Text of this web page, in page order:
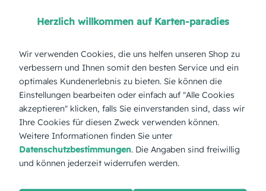
Papierart: Bilderdruck
Menge:
Stückpreis: 1,40 €
Gesamtpreis: 35,00 € Inkl. MwSt. zzgl. Versand
Herzlich willkommen auf Karten-paradies
Wir verwenden Cookies, die uns helfen unseren Shop zu
verbessern und Ihnen somit den besten Service und ein
optimales Kundenerlebnis zu bieten. Sie können die
Einstellungen bearbeiten oder einfach auf "Alle Cookies
akzeptieren" klicken, falls Sie einverstanden sind, dass wir
Ihre Cookies für diesen Zweck verwenden können.
Weitere Informationen finden Sie unter
Datenschutzbestimmungen. Die Angaben sind freiwillig
und können jederzeit widerrufen werden.